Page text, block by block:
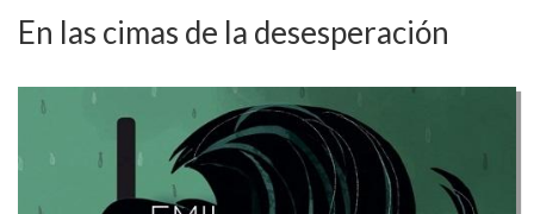
En las cimas de la desesperación